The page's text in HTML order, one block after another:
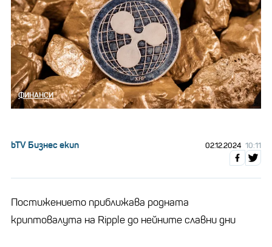
ФИНАНСИ
bTV Бизнес екип 02.12.2024 10:11
Постижението приближава родната
криптовалута на Ripple до нейните славни дни